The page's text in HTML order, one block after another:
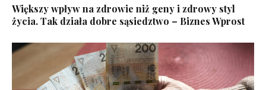
Większy wpływ na zdrowie niż geny i zdrowy styl
życia. Tak działa dobre sąsiedztwo – Biznes Wprost